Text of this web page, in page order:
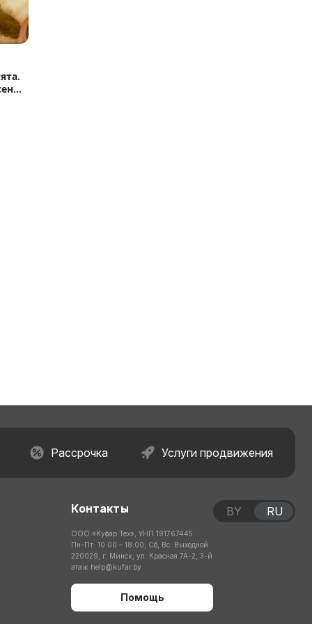
Рассрочка Услуги продвижения
Контакты
ООО «Куфар Тех», УНП 191767445
Пн-Пт: 10:00 – 18:00; Сб, Вс: Выходной
220029, г. Минск, ул. Красная 7А-2, 3-й
этаж help@kufar.by
Помощь
BY RU